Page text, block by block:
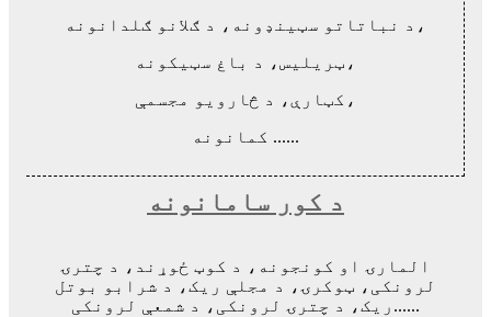
د نباتاتو سټینډونه، د ګلانو ګلدانونه،
ټریلیس، د باغ سټیکونه،
کټارې، د څارویو مجسمې،
کمانونه ......
د کور سامانونه
المارۍ او کونجونه، د کوټ ځوړند، د چترۍ
لرونکی، ټوکرۍ، د مجلې ریک، د شرابو بوتل
ریک، د چترۍ لرونکی، د شمعې لرونکی......